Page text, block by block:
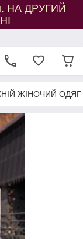
НА ДРУГИЙ
ЖІНОЧИЙ ОДЯГ